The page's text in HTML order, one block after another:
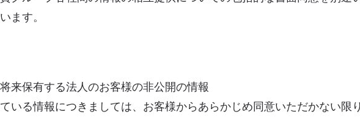
ます。
来保有する法人のお客様の非公開の情報
いる情報につきましては、お客様からあらかじめ同意いただかない限